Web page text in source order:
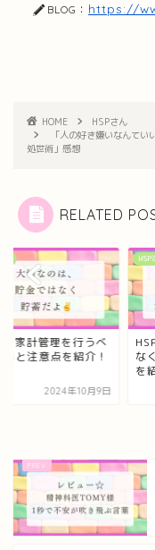
BLOG： https://
HOME
HSPさん
「人の好き嫌いなんて
処世術」感想
RELATED
は家計管理を行うべ
由と注意点を紹介！
2024年10月9日
HSP
な
を